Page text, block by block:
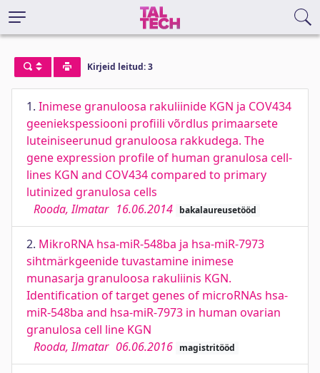
Kirjeid leitud: 3
1. Inimese granuloosa rakuliinide KGN ja COV434
geeniekspessiooni profiili võrdlus primaarsete
luteiniseerunud granuloosa rakkudega. The
gene expression profile of human granulosa cell-
lines KGN and COV434 compared to primary
lutinized granulosa cells
Rooda, Ilmatar 16.06.2014 bakalaureusetööd
2. MikroRNA hsa-miR-548ba ja hsa-miR-7973
sihtmärkgeenide tuvastamine inimese
munasarja granuloosa rakuliinis KGN.
Identification of target genes of microRNAs hsa-
miR-548ba and hsa-miR-7973 in human ovarian
granulosa cell line KGN
Rooda, Ilmatar 06.06.2016 magistritööd